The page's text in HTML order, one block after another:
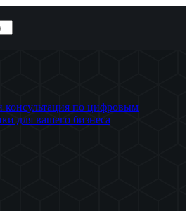
консультация по цифровым
для вашего бизнеса